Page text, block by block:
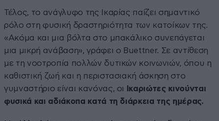
Τέλος, το ανάγλυφο της Ικαρίας παίζει σημαντικό
ρόλο στη φυσική δραστηριότητα των κατοίκων της.
«Ακόμα και μια βόλτα στο μπακάλικο συνεπάγεται
μια μικρή ανάβαση», γράφει ο Buettner. Σε αντίθεση
με τη νοοτροπία πολλών δυτικών κοινωνιών, όπου η
καθιστική ζωή και η περιστασιακή άσκηση στο
γυμναστήριο είναι κανόνας, οι
Ικαριώτες κινούνται
φυσικά και αδιάκοπα κατά τη διάρκεια της ημέρας.